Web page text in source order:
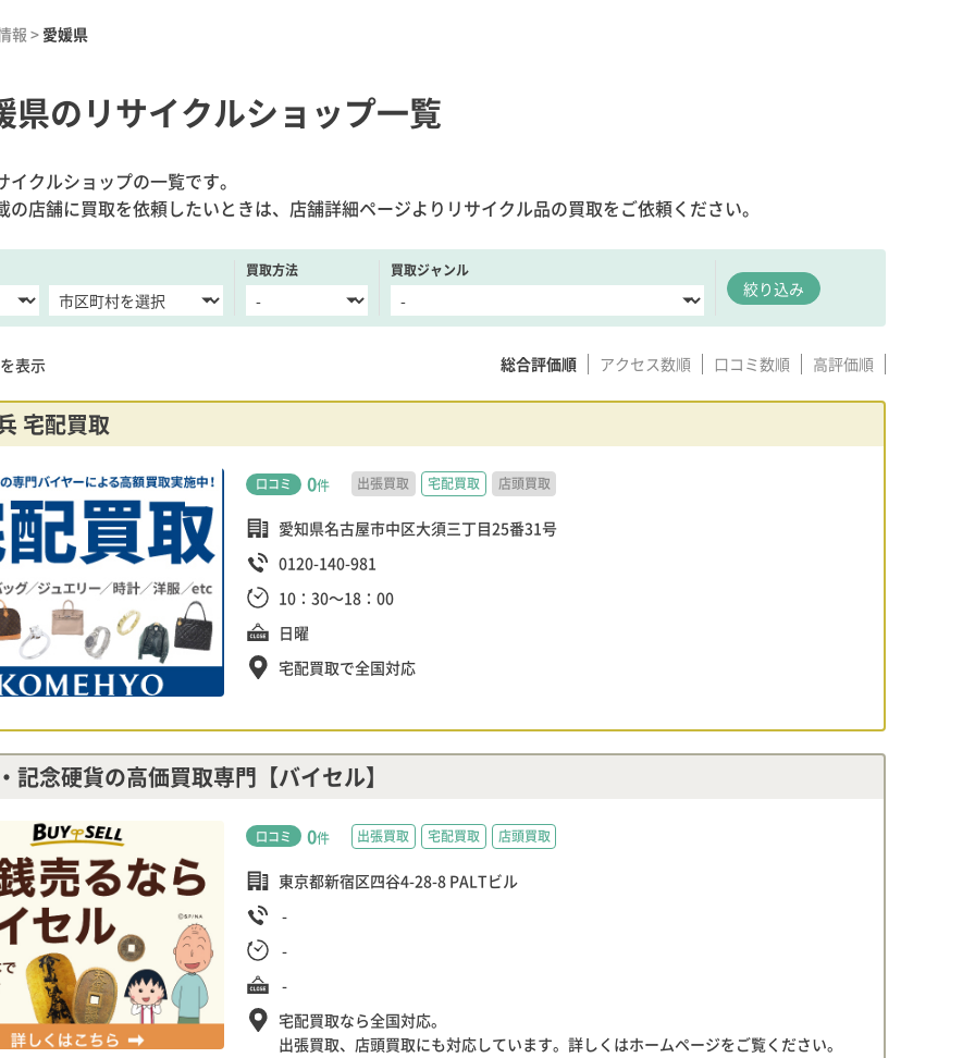
報 > 愛媛県
県のリサイクルショップ一覧
イクルショップの一覧です。
の店舗に買取を依頼したいときは、店舗詳細ページよりリサイクル品の買取をご依頼ください。
買取方法 買取ジャンル
絞り込み
表示 総合評価順 アクセス数順 口コミ数順 高評価順
宅配買取
口コミ 0件 出張買取 宅配買取 店頭買取
愛知県名古屋市中区大須三丁目25番31号
0120-140-981
10：30～18：00
日曜
宅配買取で全国対応
記念硬貨の高価買取専門【バイセル】
口コミ 0件 出張買取 宅配買取 店頭買取
東京都新宿区四谷4-28-8 PALTビル
-
-
-
宅配買取なら全国対応。
出張買取、店頭買取にも対応しています。詳しくはホームページをご覧ください。